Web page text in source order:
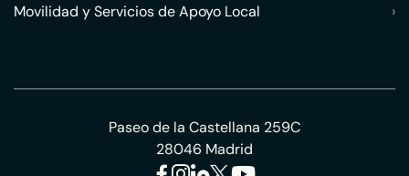
Movilidad y Servicios de Apoyo Local
›
Paseo de la Castellana 259C
28046 Madrid